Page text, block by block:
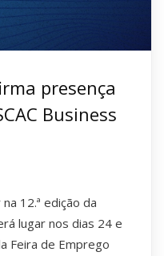
presença
Business
12.ª edição da
lugar nos dias 24 e
Feira de Emprego